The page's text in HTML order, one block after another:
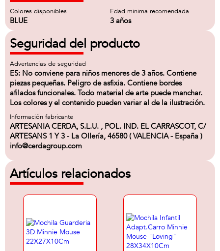
Colores disponibles
BLUE
Edad minima recomendada
3 años
Seguridad del producto
Advertencias de seguridad
ES: No conviene para niños menores de 3 años. Contiene
piezas pequeñas. Peligro de asfixia. Contiene bordes
afilados funcionales. Todo material de arte puede manchar.
Los colores y el contenido pueden variar al de la ilustración.
Información fabricante
ARTESANIA CERDA, S.L.U. , POL. IND. EL CARRASCOT, C/
ARTESANS 1 Y 3 - La Ollería, 46580 ( VALENCIA - España )
info@cerdagroup.com
Artículos relacionados